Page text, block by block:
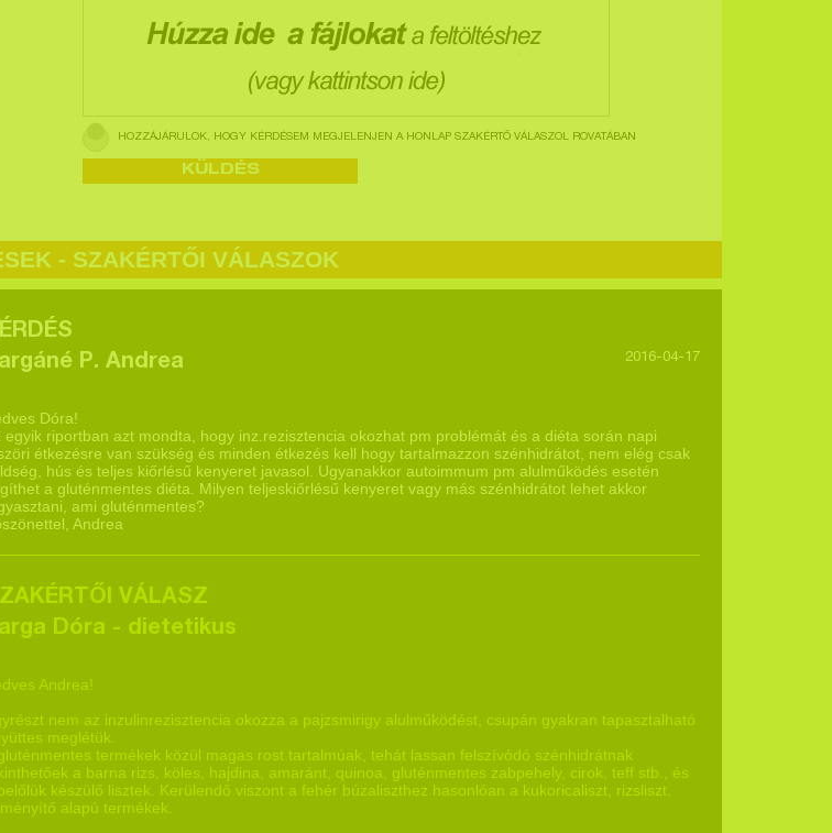
HOZZÁJÁRULOK, HOGY KÉRDÉSEM MEGJELENJEN A HONLAP SZAKÉRTŐ VÁLASZOL ROVATÁBAN
- SZAKÉRTŐI VÁLASZOK
P. Andrea
2016-04-17
Dóra!
egyik riportban azt mondta, hogy inz.rezisztencia okozhat pm problémát és a diéta során napi
étkezésre van szükség és minden étkezés kell hogy tartalmazzon szénhidrátot, nem elég csak
hús és teljes kiőrlésű kenyeret javasol. Ugyanakkor autoimmum pm alulműködés esetén
a gluténmentes diéta. Milyen teljeskiőrlésű kenyeret vagy más szénhidrátot lehet akkor
ami gluténmentes?
Andrea
VÁLASZ
Dóra - dietetikus
Andrea!
nem az inzulinrezisztencia okozza a pajzsmirigy alulműködést, csupán gyakran tapasztalható
meglétük.
termékek közül magas rost tartalmúak, tehát lassan felszívódó szénhidrátnak
a barna rizs, köles, hajdina, amaránt, quinoa, gluténmentes zabpehely, cirok, teff stb., és
készülő lisztek. Kerülendő viszont a fehér búzaliszthez hasonlóan a kukoricaliszt, rizsliszt,
alapú termékek.